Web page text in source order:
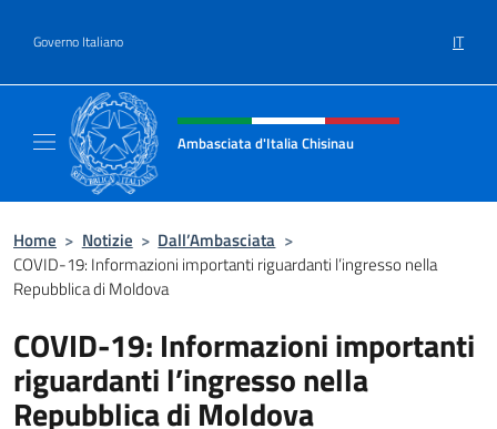
Governo Italiano IT
Intestazione sito, social e menù
Ambasciata d'Italia Chisinau
Home > Notizie > Dall’Ambasciata >
COVID-19: Informazioni importanti riguardanti l’ingresso nella
Repubblica di Moldova
COVID-19: Informazioni importanti
riguardanti l’ingresso nella
Repubblica di Moldova